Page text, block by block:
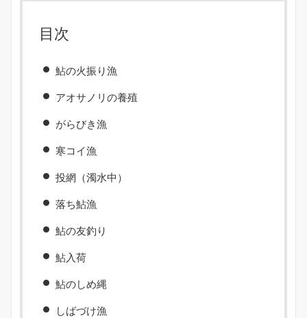
目次
鮎の火振り漁
アオサノリの養殖
がらびき漁
寒コイ漁
投網（濁水中）
落ち鮎漁
鮎の友釣り
鮎入荷
鮎のしめ縄
しばづけ漁